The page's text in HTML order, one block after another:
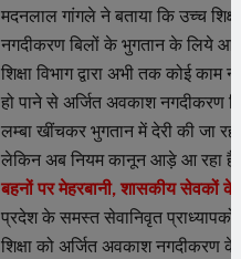
मदनलाल गांगले ने बताया कि उच्च
नगदीकरण बिलों के भुगतान के लिये
शिक्षा विभाग द्वारा अभी तक कोई
हो पाने से अर्जित अवकाश नगदीकरण
लम्बा खींचकर भुगतान में देरी की जा
लेकिन अब नियम कानून आड़े आ रहा
बहनों पर मेहरबानी, शासकीय सेवकों
प्रदेश के समस्त सेवानिवृत
शिक्षा को अर्जित अवकाश